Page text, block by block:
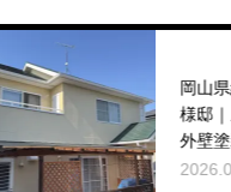
岡山県総社
様邸｜屋根
外壁塗装/事
2026.04.10